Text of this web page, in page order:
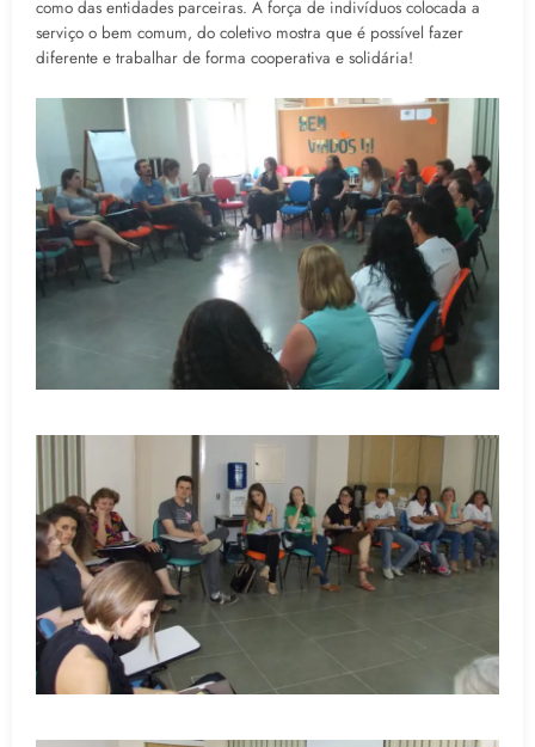
como das entidades parceiras. A força de indivíduos colocada a
serviço o bem comum, do coletivo mostra que é possível fazer
diferente e trabalhar de forma cooperativa e solidária!